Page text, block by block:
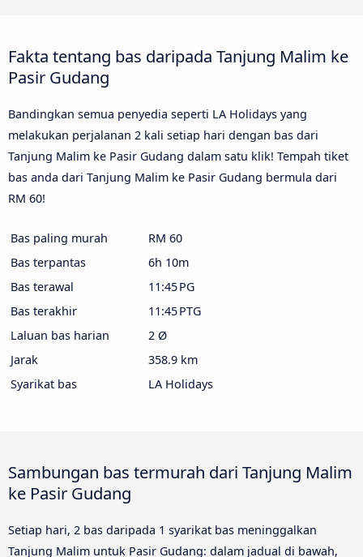
Fakta tentang bas daripada Tanjung Malim ke
Pasir Gudang
Bandingkan semua penyedia seperti LA Holidays yang
melakukan perjalanan 2 kali setiap hari dengan bas dari
Tanjung Malim ke Pasir Gudang dalam satu klik! Tempah tiket
bas anda dari Tanjung Malim ke Pasir Gudang bermula dari
RM 60!
Bas paling murah
RM 60
Bas terpantas
6h 10m
Bas terawal
11:45 PG
Bas terakhir
11:45 PTG
Laluan bas harian
2 Ø
Jarak
358.9 km
Syarikat bas
LA Holidays
Sambungan bas termurah dari Tanjung Malim
ke Pasir Gudang
Setiap hari, 2 bas daripada 1 syarikat bas meninggalkan
Tanjung Malim untuk Pasir Gudang: dalam jadual di bawah,